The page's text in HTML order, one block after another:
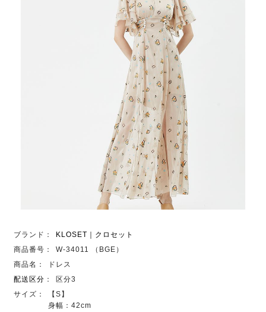
ブランド：
KLOSET｜クロセット
商品番号：
W-34011 （BGE）
商品名：
ドレス
配送区分 ：
区分3
サイズ：
【S】
身幅：42cm